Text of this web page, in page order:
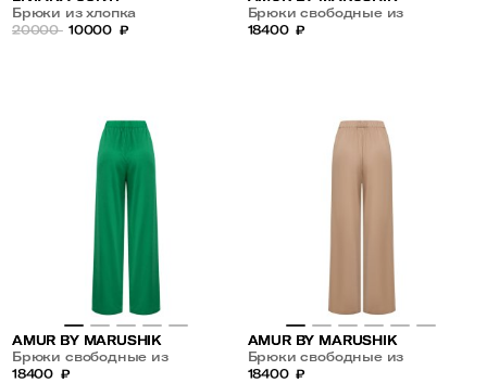
Брюки из хлопка
20000 10000 ₽
Брюки свободные из
шелкового бамбука
18400 ₽
AMUR BY MARUSHIK
Брюки свободные из
шелкового бамбука
18400 ₽
AMUR BY MARUSHIK
Брюки свободные из
шелкового бамбука
18400 ₽